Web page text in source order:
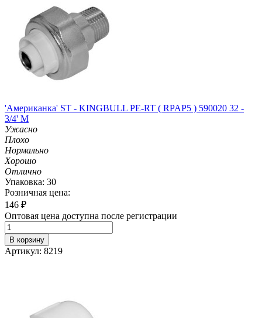
'Американка' ST - KINGBULL PE-RT ( RPAP5 ) 590020 32 -
3/4' M
Ужасно
Плохо
Нормально
Хорошо
Отлично
Упаковка: 30
Розничная цена:
146 ₽
Оптовая цена доступна после регистрации
В корзину
Артикул: 8219